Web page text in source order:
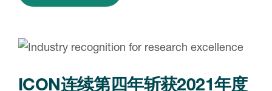
ICON连续第四年斩获2021年度